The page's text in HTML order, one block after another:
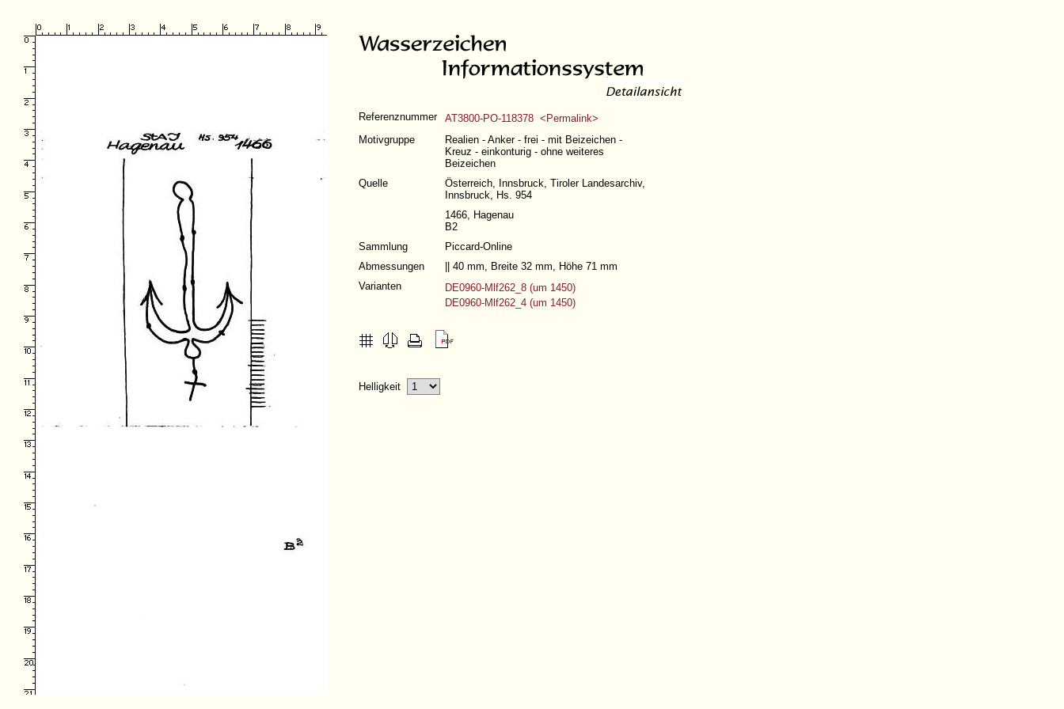
Referenznummer
AT3800-PO-118378 <Permalink>
Motivgruppe
Realien - Anker - frei - mit Beizeichen -
Kreuz - einkonturig - ohne weiteres
Beizeichen
Quelle
Österreich, Innsbruck, Tiroler Landesarchiv,
Innsbruck, Hs. 954
1466, Hagenau
B2
Sammlung
Piccard-Online
Abmessungen
|| 40 mm, Breite 32 mm, Höhe 71 mm
Varianten
DE0960-Mlf262_8 (um 1450)
DE0960-Mlf262_4 (um 1450)
Helligkeit